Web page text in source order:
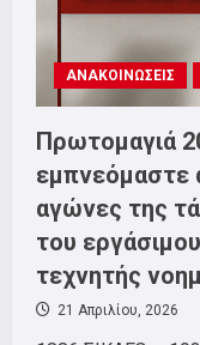
ΑΝΑΚΟΙΝΩΣΕΙΣ
Πρωτομαγιά
εμπνεόμαστε
αγώνες της
του
τεχνητής
21 Απριλίου, 2026